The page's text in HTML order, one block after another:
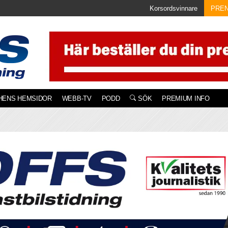
Korsordsvinnare
HEMSIDOR WEBB-TV PODD SÖK PREMIUM INFO